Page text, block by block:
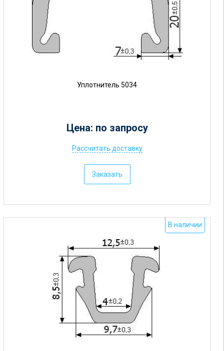
Уплотнитель 5034
Цена: по запросу
Рассчитать доставку
Заказать
В наличии